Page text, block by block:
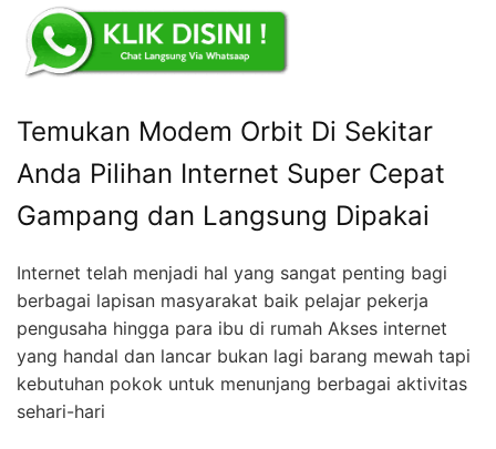
Temukan Modem Orbit Di Sekitar
Anda Pilihan Internet Super Cepat
Gampang dan Langsung Dipakai
Internet telah menjadi hal yang sangat penting bagi
berbagai lapisan masyarakat baik pelajar pekerja
pengusaha hingga para ibu di rumah Akses internet
yang handal dan lancar bukan lagi barang mewah tapi
kebutuhan pokok untuk menunjang berbagai aktivitas
sehari-hari